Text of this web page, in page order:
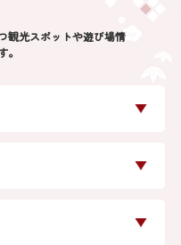
観光スポットや遊び場情
。